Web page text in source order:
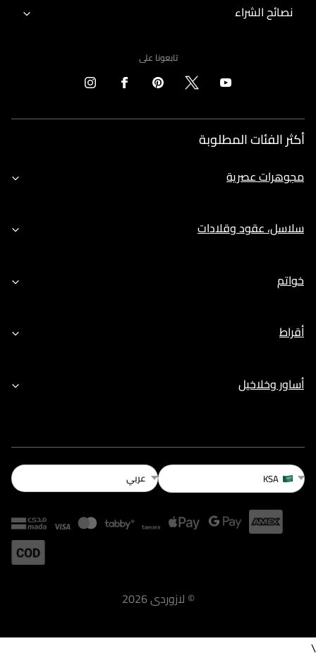
نصائح الشراء
تابعونا على
أكثر الفئات المطلوبة
مجوهرات عصرية
سلاسل، عقود وقلادات
خواتم
أقراط
أساور وخلاخيل
KSA عربي
© لازوردى2026
\